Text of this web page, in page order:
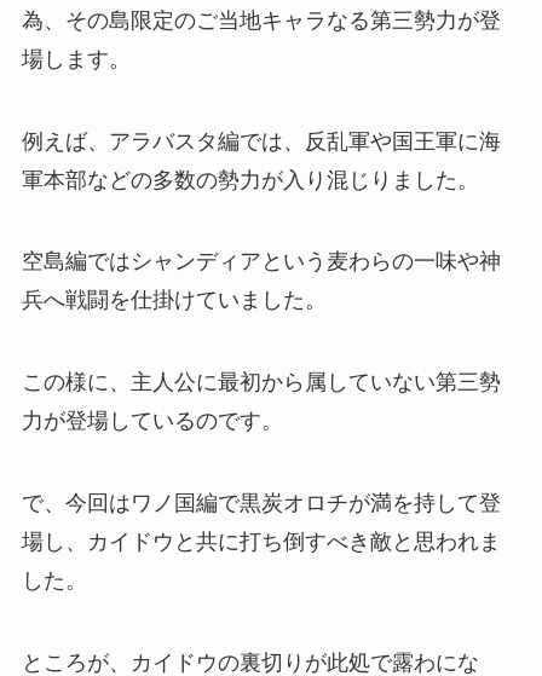
為、その島限定のご当地キャラなる第三勢力が登
場します。
例えば、アラバスタ編では、反乱軍や国王軍に海
軍本部などの多数の勢力が入り混じりました。
空島編ではシャンディアという麦わらの一味や神
兵へ戦闘を仕掛けていました。
この様に、主人公に最初から属していない第三勢
力が登場しているのです。
で、今回はワノ国編で黒炭オロチが満を持して登
場し、カイドウと共に打ち倒すべき敵と思われま
した。
ところが、カイドウの裏切りが此処で露わにな